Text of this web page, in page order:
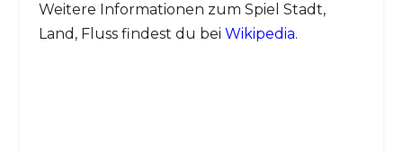
Weitere Informationen zum Spiel Stadt,
Land, Fluss findest du bei Wikipedia.